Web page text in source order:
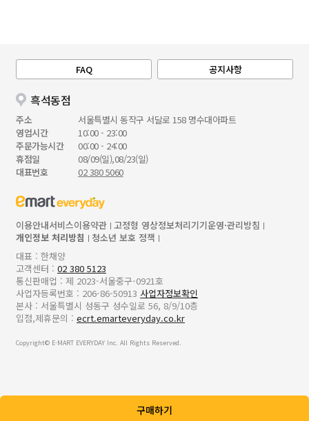
구매하기
FAQ 공지사항
흑석동점
주소
서울특별시 동작구 서달로 158 명수대아파트
영업시간
10:00 - 23:00
주문가능시간
00:00 - 24:00
휴점일
08/09(일),08/23(일)
대표번호
02 380 5060
이용안내서비스이용약관 고정형 영상정보처리기기운영·관리방침
개인정보 처리방침
청소년 보호 정책
대표 : 한채양
고객센터 : 02 380 5123
통신판매업 : 제 2023-서울중구-0921호
사업자등록번호 : 206-86-50913 사업자정보확인
본사 : 서울특별시 성동구 성수일로 56, 8/9/10층
입점,제휴문의 : ecrt.emarteveryday.co.kr
Copyright© E-MART EVERYDAY Inc. All Rights Reserved.